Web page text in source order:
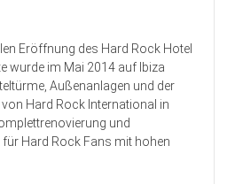
Eröffnung des Hard Rock Hotel
wurde im Mai 2014 auf Ibiza
Außenanlagen und der
Hard Rock International in
und
Hard Rock Fans mit hohen